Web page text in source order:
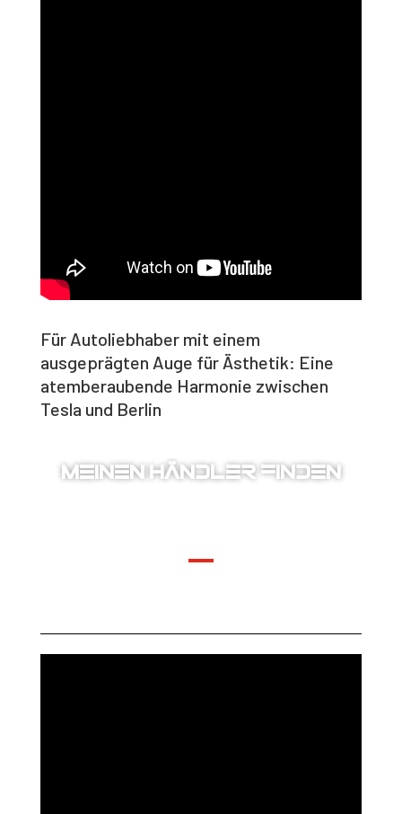
Für Autoliebhaber mit einem
ausgeprägten Auge für Ästhetik: Eine
atemberaubende Harmonie zwischen
Tesla und Berlin
MEINEN HÄNDLER FINDEN